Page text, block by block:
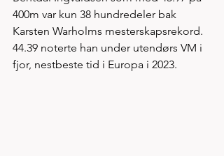
400m var kun 38 hundredeler bak
Karsten Warholms mesterskapsrekord.
44.39 noterte han under utendørs VM i
fjor, nestbeste tid i Europa i 2023.